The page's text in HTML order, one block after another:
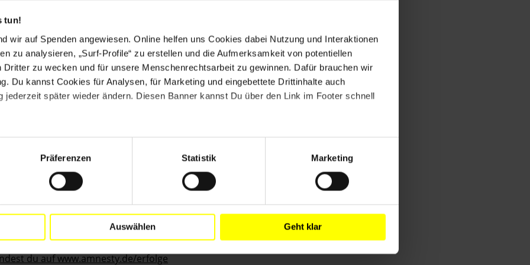
tun!
wir auf Spenden angewiesen. Online helfen uns Cookies dabei Nutzung und Interaktionen
zu analysieren, „Surf-Profile“ zu erstellen und die Aufmerksamkeit von potentiellen
Dritter zu wecken und für unsere Menschenrechtsarbeit zu gewinnen. Dafür brauchen wir
Du kannst Cookies für Analysen, für Marketing und eingebettete Drittinhalte auch
jederzeit später wieder ändern. Diesen Banner kannst Du über den Link im Footer schnell
Präferenzen Statistik Marketing
Auswählen Geht klar
und Highlights
Menschen in Not und Gefahr ein
du auf www.amnesty.de/erfolge